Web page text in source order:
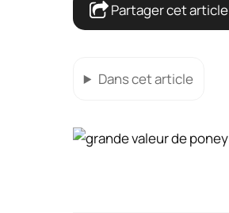
Partager cet article
Dans cet article